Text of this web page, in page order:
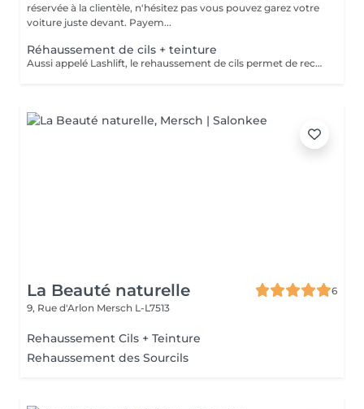
réservée à la clientèle, n'hésitez pas vous pouvez garez votre
voiture juste devant. Payem...
Réhaussement de cils + teinture
Aussi appelé Lashlift, le rehaussement de cils permet de recourber les cils naturel dès la racine, sans extensions. La teinture elle, intensifie le résultat pour un regard ouvert naturellement. Idéal pour sublimer son regard naturel Attention : Le jour du rendez-vous, venir les yeux totalement démaquiller svp.
La Beauté naturelle
6
9, Rue d'Arlon Mersch L-L7513
Rehaussement Cils + Teinture
Rehaussement des Sourcils